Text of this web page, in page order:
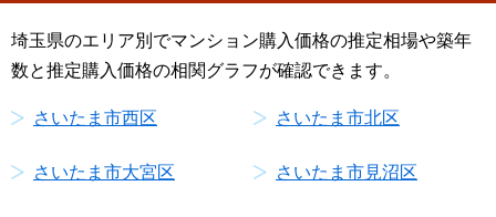
埼玉県のエリア別でマンション購入価格の推定相場や築年
数と推定購入価格の相関グラフが確認できます。
さいたま市西区 さいたま市北区
さいたま市大宮区 さいたま市見沼区